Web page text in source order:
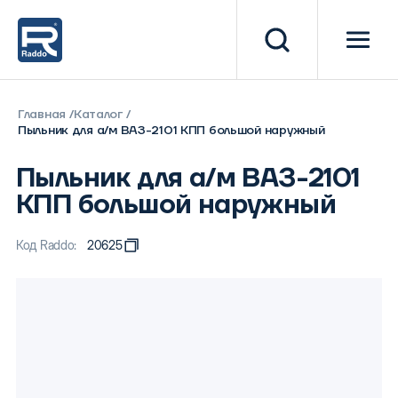
Главная Каталог
Пыльник для а/м ВАЗ-2101 КПП большой наружный
Пыльник для а/м ВАЗ-2101
КПП большой наружный
Код Raddo: 20625